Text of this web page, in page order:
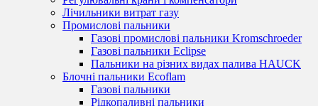
Лічильники витрат газу
Промислові пальники
Газові промислові пальники Kromschroeder
Газові пальники Eclipse
Пальники на різних видах палива HAUCK
Блочні пальники Ecoflam
Газові пальники
Рідкопаливні пальники